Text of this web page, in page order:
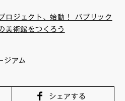
ロジェクト、始動！ パブリック
美術館をつくろう
ジアム
シェアする